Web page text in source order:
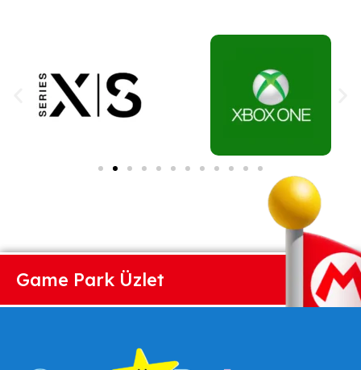
Game Park Üzlet